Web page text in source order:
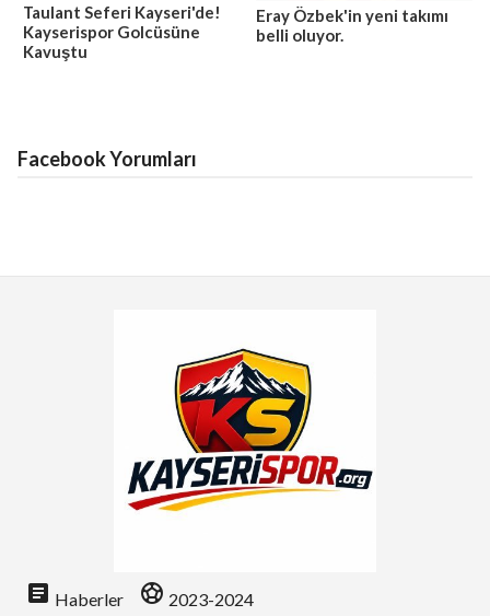
Taulant Seferi Kayseri'de!
Kayserispor Golcüsüne
Kavuştu
Eray Özbek'in yeni takımı
belli oluyor.
Facebook Yorumları
article Haberler sports_soccer 2023-2024